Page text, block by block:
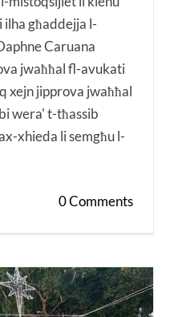
ilha għaddejja l-
Caruana
jwaħħal fl-avukati
xejn jipprova jwaħħal
wera' t-tħassib
xhieda li semgħu l-
0 Comments